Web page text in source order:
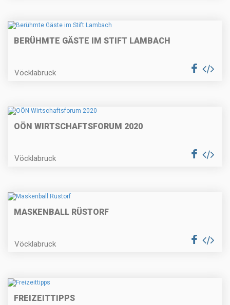
BERÜHMTE GÄSTE IM STIFT LAMBACH
Vöcklabruck
OÖN WIRTSCHAFTSFORUM 2020
Vöcklabruck
MASKENBALL RÜSTORF
Vöcklabruck
FREIZEITTIPPS